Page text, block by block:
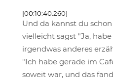
[00:10:40.260]
Und da kannst du
vielleicht sagst "Ja,
irgendwas anderes
"Ich habe gerade im
soweit war, und das